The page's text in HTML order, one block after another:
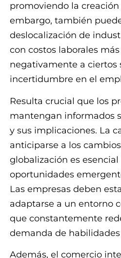
promoviendo la
embargo, también
deslocalización de
con costos laborales
negativamente a ciertos
incertidumbre en el
Resulta crucial que los
mantengan informados
y sus implicaciones. La
anticiparse a los
globalización es
oportunidades
Las empresas deben
adaptarse a un entorno
que constantemente
demanda de
Además, el comercio